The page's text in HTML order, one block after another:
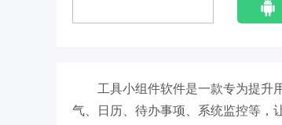
工具小组件软件是一款专为提升
气、日历、待办事项、系统监控等，